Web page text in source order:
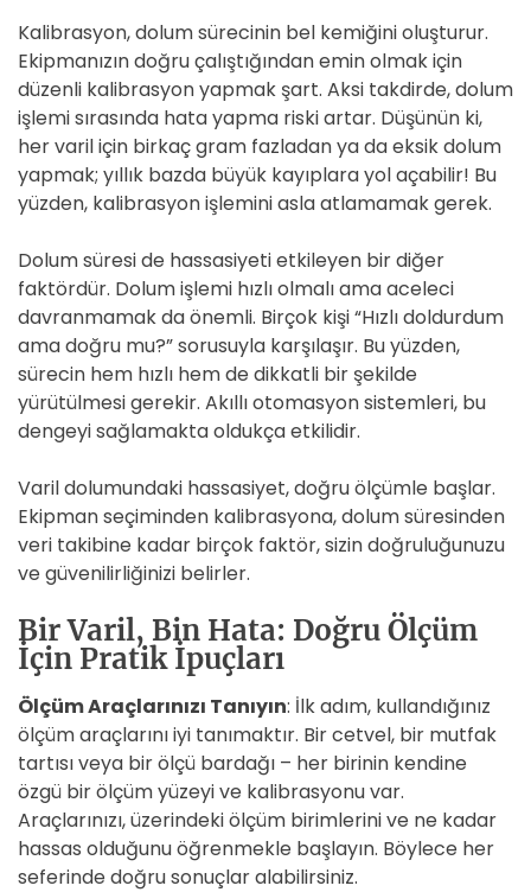
Kalibrasyon, dolum sürecinin bel kemiğini oluşturur.
Ekipmanızın doğru çalıştığından emin olmak için
düzenli kalibrasyon yapmak şart. Aksi takdirde, dolum
işlemi sırasında hata yapma riski artar. Düşünün ki,
her varil için birkaç gram fazladan ya da eksik dolum
yapmak; yıllık bazda büyük kayıplara yol açabilir! Bu
yüzden, kalibrasyon işlemini asla atlamamak gerek.
Dolum süresi de hassasiyeti etkileyen bir diğer
faktördür. Dolum işlemi hızlı olmalı ama aceleci
davranmamak da önemli. Birçok kişi “Hızlı doldurdum
ama doğru mu?” sorusuyla karşılaşır. Bu yüzden,
sürecin hem hızlı hem de dikkatli bir şekilde
yürütülmesi gerekir. Akıllı otomasyon sistemleri, bu
dengeyi sağlamakta oldukça etkilidir.
Varil dolumundaki hassasiyet, doğru ölçümle başlar.
Ekipman seçiminden kalibrasyona, dolum süresinden
veri takibine kadar birçok faktör, sizin doğruluğunuzu
ve güvenilirliğinizi belirler.
Bir Varil, Bin Hata: Doğru Ölçüm
İçin Pratik İpuçları
Ölçüm Araçlarınızı Tanıyın: İlk adım, kullandığınız
ölçüm araçlarını iyi tanımaktır. Bir cetvel, bir mutfak
tartısı veya bir ölçü bardağı – her birinin kendine
özgü bir ölçüm yüzeyi ve kalibrasyonu var.
Araçlarınızı, üzerindeki ölçüm birimlerini ve ne kadar
hassas olduğunu öğrenmekle başlayın. Böylece her
seferinde doğru sonuçlar alabilirsiniz.